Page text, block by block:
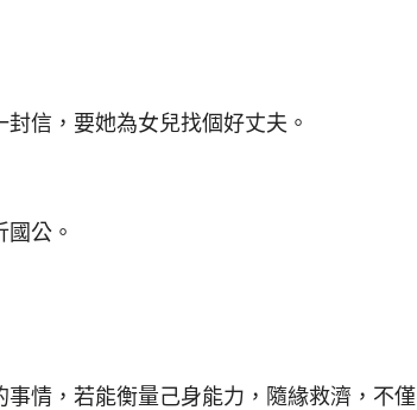
信，要她為女兒找個好丈夫。
公。
情，若能衡量己身能力，隨緣救濟，不僅